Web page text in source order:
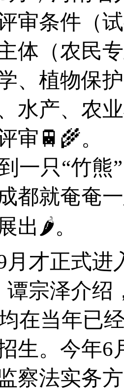
审条件（
体（农民
、植物保
水产、农
审🚆🌾。
只“竹熊”
都就奄奄
出🌶。
才正式进
宗泽介绍
在当年已
生。今年6
察法实务